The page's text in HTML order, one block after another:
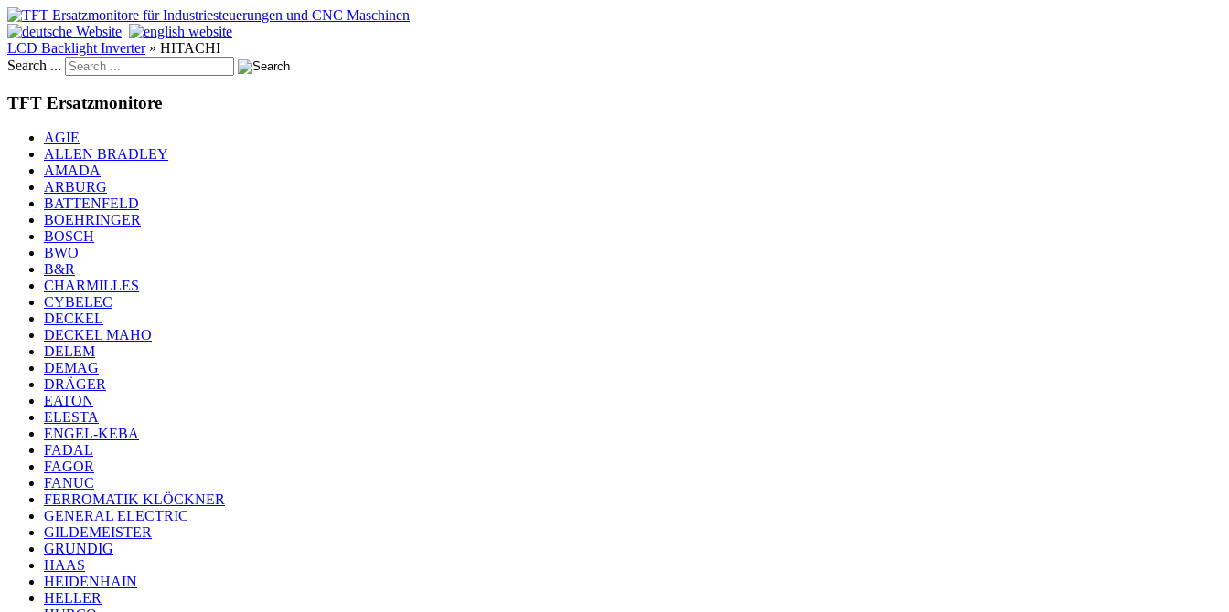
LCD Backlight Inverter » HITACHI
Search ...
TFT Ersatzmonitore
AGIE
ALLEN BRADLEY
AMADA
ARBURG
BATTENFELD
BOEHRINGER
BOSCH
BWO
B&R
CHARMILLES
CYBELEC
DECKEL
DECKEL MAHO
DELEM
DEMAG
DRÄGER
EATON
ELESTA
ENGEL-KEBA
FADAL
FAGOR
FANUC
FERROMATIK KLÖCKNER
GENERAL ELECTRIC
GILDEMEISTER
GRUNDIG
HAAS
HEIDENHAIN
HELLER